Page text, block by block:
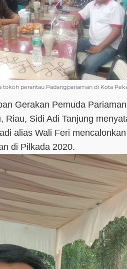
perantau Padangpariaman di Kota
Gerakan Pemuda Pariaman
Riau, Sidi Adi Tanjung
alias Wali Feri
di Pilkada 2020.